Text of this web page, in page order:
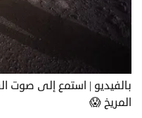
بالفيديو | استمع إلى صوت
المريخ 😱